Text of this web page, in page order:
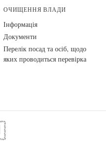
ОЧИЩЕННЯ ВЛАДИ
Інформація
Документи
Перелік посад та осіб, щодо
яких проводиться перевірка